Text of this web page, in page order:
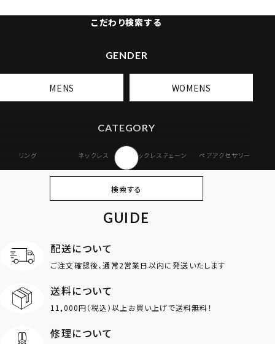
こだわり検索する
GENDER
MENS WOMENS
CATEGORY
リング ネックレス ネックレスチェーン ペアアクセサリー
オンラインストア
ギフトボックス
MOTIF
ダブルリング
検索する
GUIDE
配送について
ご注文確認後、通常2営業日以内に発送いたします
送料について
11,000円（税込）以上お買い上げで送料無料！
修理について